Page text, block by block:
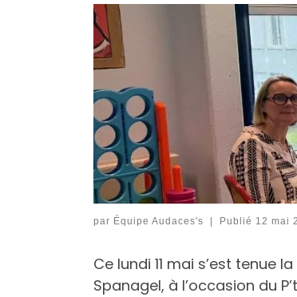
par Équipe Audaces's Publié 12 mai
Ce lundi 11 mai s’est tenue
Spanagel, à l’occasion du